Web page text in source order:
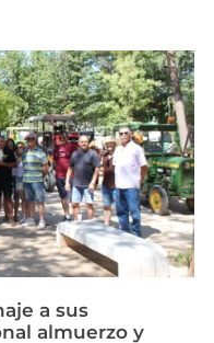
a sus
almuerzo y